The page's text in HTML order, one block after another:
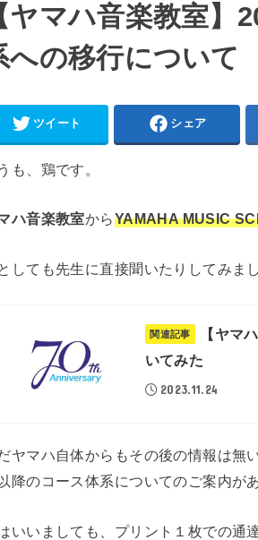
ヤマハ音楽教室
への移行について
ツイート シェア
も、鶏です。
ハ音楽教室からYAMAHA MUSIC
しても先生に直接聞いたりしてみまし
関連記事
【ヤマ
いてみた
2023.11.24
ヤマハ自体からもその後の情報は無
降のコース体系についてのご案内が
いいましても、プリント１枚での通